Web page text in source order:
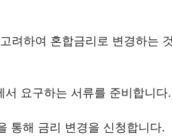
려하여 혼합금리로 변경하는
요구하는 서류를 준비합니다.
통해 금리 변경을 신청합니다.